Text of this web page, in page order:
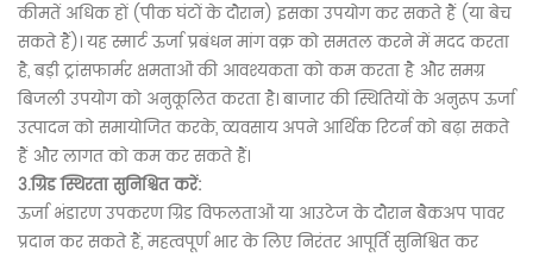
कीमतें अधिक हों (पीक घंटों के दौरान) इसका उपयोग कर सकते हैं (या बेच
सकते हैं)। यह स्मार्ट ऊर्जा प्रबंधन मांग वक्र को समतल करने में मदद करता
है, बड़ी ट्रांसफार्मर क्षमताओं की आवश्यकता को कम करता है और समग्र
बिजली उपयोग को अनुकूलित करता है। बाजार की स्थितियों के अनुरूप ऊर्जा
उत्पादन को समायोजित करके, व्यवसाय अपने आर्थिक रिटर्न को बढ़ा सकते
हैं और लागत को कम कर सकते हैं।
3.ग्रिड स्थिरता सुनिश्चित करें:
ऊर्जा भंडारण उपकरण ग्रिड विफलताओं या आउटेज के दौरान बैकअप पावर
प्रदान कर सकते हैं, महत्वपूर्ण भार के लिए निरंतर आपूर्ति सुनिश्चित कर